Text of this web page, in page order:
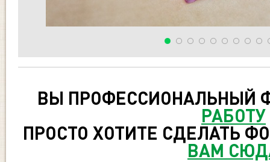
ВЫ ПРОФЕССИОНАЛЬНЫЙ
РАБОТУ
ПРОСТО ХОТИТЕ СДЕЛАТЬ
ВАМ